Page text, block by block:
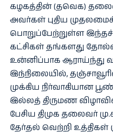
கழகத்தின் (தவெக)
அவர்கள் புதிய
பொறுப்பேற்றுள்ள இந்தச்
கட்சிகள் தங்களது
உன்னிப்பாக ஆராய்ந்து
இந்நிலையில்,
முக்கிய நிர்வாகியான
இல்லத் திருமண
பேசிய திமுக தலைவர்
தேர்தல் வெற்றி உத்திகள்